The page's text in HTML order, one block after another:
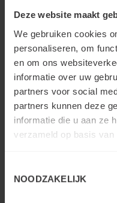
Deze website maakt
We gebruiken cookies
personaliseren, om
en om ons
informatie over uw
partners voor social
partners kunnen deze
informatie die u aan ze
verzameld op basis van
NOODZAKELIJK
Consolidation – How
program
Advice to Others –
have a similar situation.
Outcomes for the
the business.
Outcomes for the
the people.